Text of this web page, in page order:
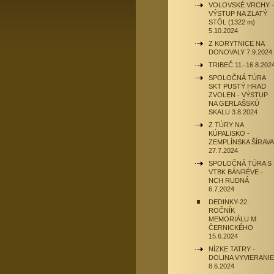
VOLOVSKÉ VRCHY -
VÝSTUP NA ZLATÝ
STÔL (1322 m)
5.10.2024
Z KORYTNICE NA
DONOVALY 7.9.2024
TRIBEČ 11.-
SPOLOČNÁ TÚRA
SKT PUSTÝ HRAD
ZVOLEN - VÝSTUP
NA GERLAŠSKÚ
SKALU 3.8.2024
Z TÚRY NA
KÚPALISKO -
ZEMPLÍNSKA ŠÍRAVA
27.7.2024
SPOLOČNÁ TÚRA S
VTBK BÁNRÉVE -
NCH RUDNÁ
6.7.2024
DEDINKY-22.
ROČNÍK
MEMORIÁLU M.
ČERNICKÉHO
15.6.2024
NÍZKE TATRY -
DOLINA VYVIERANIE
8.6.2024